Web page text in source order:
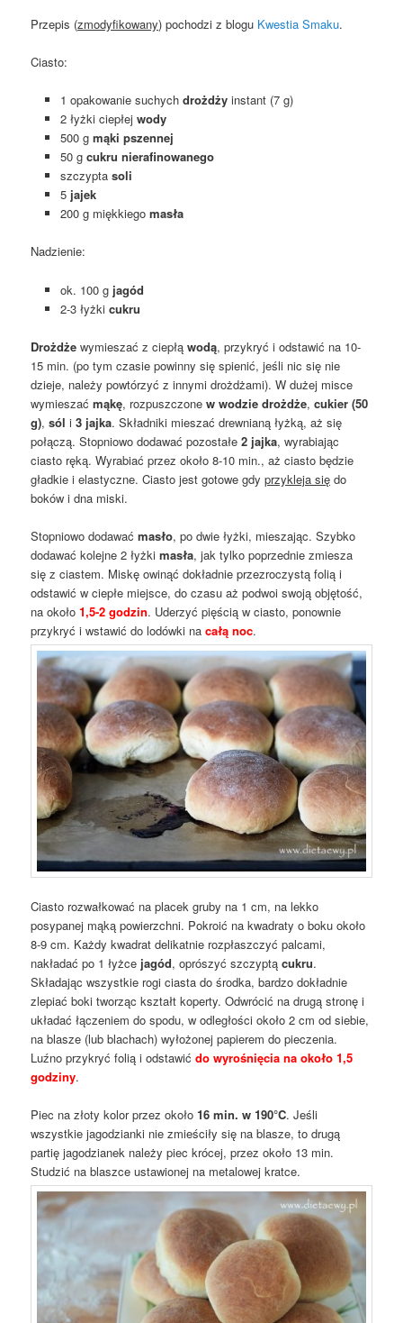
Przepis (zmodyfikowany) pochodzi z blogu Kwestia Smaku.
Ciasto:
1 opakowanie suchych drożdżyinstant (7 g)
2 łyżki ciepłej wody
500 g mąki pszennej
50 g cukru nierafinowanego
szczypta soli
5 jajek
200 g miękkiego masła
Nadzienie:
ok. 100 g jagód
2-3 łyżki cukru
Drożdże wymieszać z ciepłąwodą, przykryć i odstawić na 10-
15 min. (po tym czasie powinny się spienić, jeśli nic się nie
dzieje, należy powtórzyć z innymi drożdżami). W dużej misce
wymieszaćmąkę, rozpuszczonew wodzie drożdże,cukier (50
g),sól i3 jajka. Składniki mieszać drewnianą łyżką, aż się
połączą. Stopniowo dodawać pozostałe2 jajka, wyrabiając
ciasto ręką. Wyrabiać przez około 8-10 min., aż ciasto będzie
gładkie i elastyczne. Ciasto jest gotowe gdyprzykleja się do
boków i dna miski.
Stopniowo dodawaćmasło, po dwie łyżki, mieszając. Szybko
dodawać kolejne 2 łyżkimasła, jak tylko poprzednie zmiesza
się z ciastem. Miskę owinąć dokładnie przezroczystą folią i
odstawić w ciepłe miejsce, do czasu aż podwoi swoją objętość,
na około1,5-2 godzin. Uderzyć pięścią w ciasto, ponownie
przykryć i wstawić do lodówki nacałą noc.
Ciasto rozwałkować na placek gruby na 1 cm, na lekko
posypanej mąką powierzchni. Pokroić na kwadraty o boku około
8-9 cm. Każdy kwadrat delikatnie rozpłaszczyć palcami,
nakładać po 1 łyżce jagód, oprószyć szczyptącukru.
Składając wszystkie rogi ciasta do środka, bardzo dokładnie
zlepiać boki tworząc kształt koperty. Odwrócić na drugą stronę i
układać łączeniem do spodu, w odległości około 2 cm od siebie,
na blasze (lub blachach) wyłożonej papierem do pieczenia.
Luźno przykryć folią i odstawićdo wyrośnięcia na około 1,5
godziny.
Piec na złoty kolor przez około16 min. w 190°C. Jeśli
wszystkie jagodzianki nie zmieściły się na blasze, to drugą
partię jagodzianek należy piec krócej, przez około 13 min.
Studzić na blaszce ustawionej na metalowej kratce.